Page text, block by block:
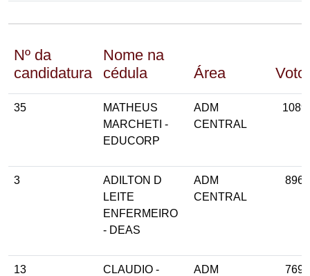
Nº da
candidatura
Nome na
cédula
Área
35
MATHEUS
MARCHETI -
EDUCORP
ADM
CENTRAL
1089
3
ADILTON D
LEITE
ENFERMEIRO
- DEAS
ADM
CENTRAL
896
13
CLAUDIO -
ADM
769